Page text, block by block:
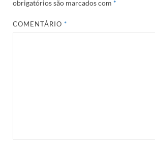
obrigatórios são marcados com *
COMENTÁRIO*